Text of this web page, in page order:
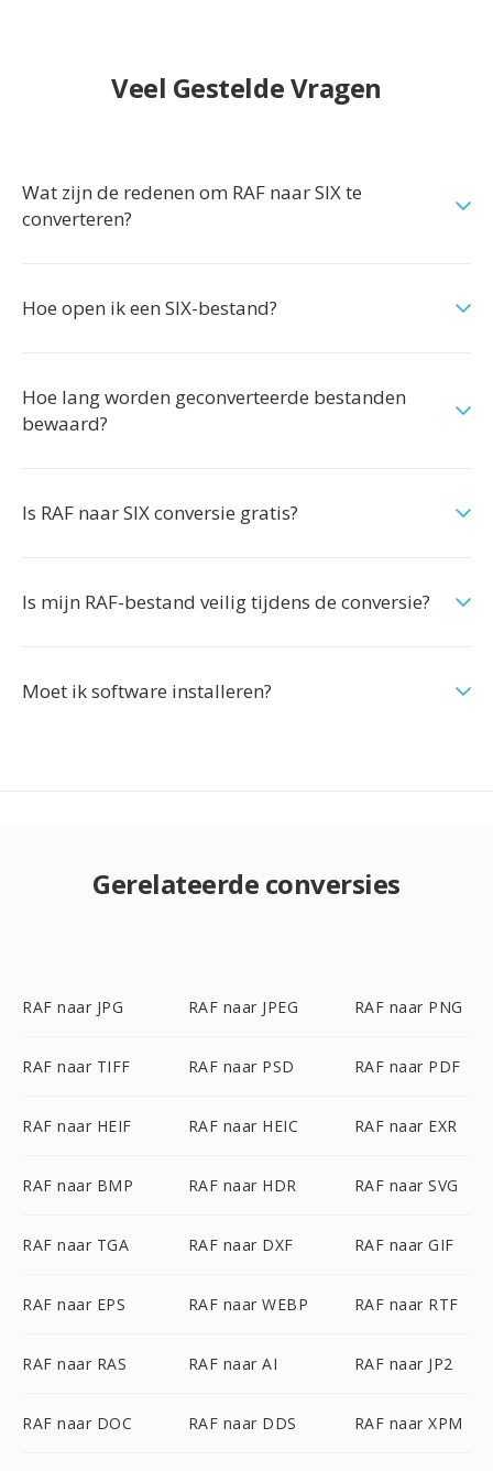
Veel Gestelde Vragen
Wat zijn de redenen om RAF naar SIX te
converteren?
Hoe open ik een SIX-bestand?
Hoe lang worden geconverteerde bestanden
bewaard?
Is RAF naar SIX conversie gratis?
Is mijn RAF-bestand veilig tijdens de conversie?
Moet ik software installeren?
Gerelateerde conversies
RAF naar JPG RAF naar JPEG RAF naar PNG
RAF naar TIFF RAF naar PSD RAF naar PDF
RAF naar HEIF RAF naar HEIC RAF naar EXR
RAF naar BMP RAF naar HDR RAF naar SVG
RAF naar TGA RAF naar DXF RAF naar GIF
RAF naar EPS RAF naar WEBP RAF naar RTF
RAF naar RAS RAF naar AI RAF naar JP2
RAF naar DOC RAF naar DDS RAF naar XPM